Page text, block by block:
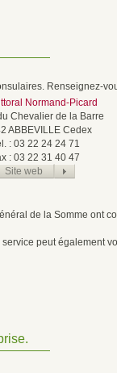
Renseignez-
Normand-Picard
Chevalier de la Barre
ABBEVILLE Cedex
: 03 22 24 24 71
: 03 22 31 40 47
Site web
de la Somme ont
peut également